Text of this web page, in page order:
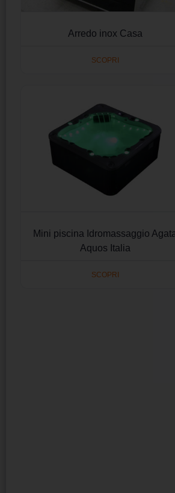
Arredo inox Casa
SCOPRI
Mini piscina Idromassaggio
Aquos Italia
SCOPRI